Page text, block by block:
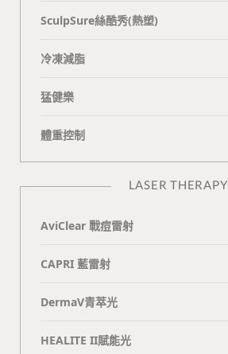
SculpSure絲酷秀(熱塑)
冷凍減脂
猛健樂
體重控制
LASER THERAPY
AviClear 戰痘雷射
CAPRI 藍雷射
DermaV青萃光
HEALITE II賦能光